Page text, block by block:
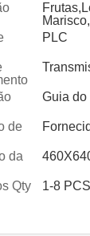
Frango,
PLC
Guia
de
da
Qty 1-8 PCS